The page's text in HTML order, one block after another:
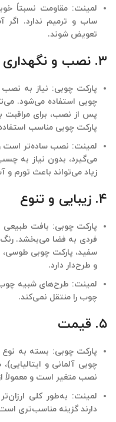
لمینت: مقاومت نسبتاً
ساب و ترمیم ندارد. اگر
تعویض شوند.
۳. نصب و نگهداری
پارکت چوبی: نیاز به
چوبی استفاده می‌شود.
پس از نصب، برای مراقبت
پارکت چوبی مناسب
لمینت: نصب ساده‌تر است
می‌گیرد، بدون نیاز به
زیاد می‌تواند باعث تورم
۴. زیبایی و تنوع
پارکت چوبی: بافت طبیعی
فردی به فضا می‌بخشد.
سفید، پارکت چوبی طوسی،
و طرح‌دار دارد.
لمینت: طرح‌های شبیه
چوب را منتقل نمی‌کند.
۵. قیمت
پارکت چوبی: بسته به نوع
چوبی آلمانی و ایتالیایی)،
نصب متغیر است و معمولاً
لمینت: به‌طور کلی
دارند گزینه مناسب‌تری